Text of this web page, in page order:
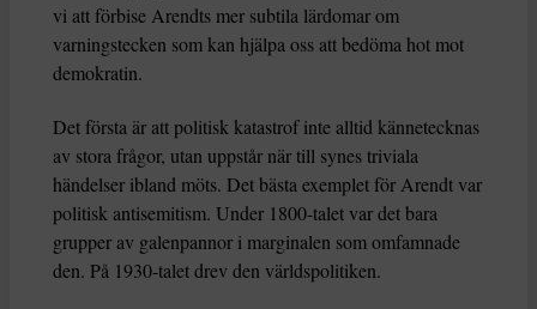
vi att förbise Arendts mer subtila lärdomar om
varningstecken som kan hjälpa oss att bedöma hot mot
demokratin.
Det första är att politisk katastrof inte alltid kännetecknas
av stora frågor, utan uppstår när till synes triviala
händelser ibland möts. Det bästa exemplet för Arendt var
politisk antisemitism. Under 1800-talet var det bara
grupper av galenpannor i marginalen som omfamnade
den. På 1930-talet drev den världspolitiken.